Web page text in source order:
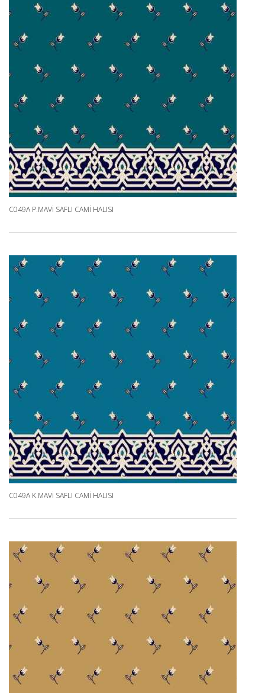
C049A P.MAVI SAFLI CAMI HALISI
C049A K.MAVI SAFLI CAMI HALISI